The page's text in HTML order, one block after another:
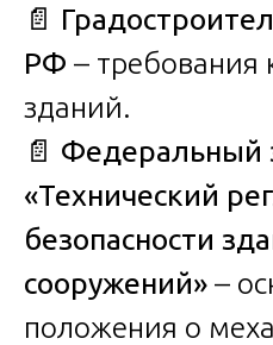
📄
РФ – требования
зданий.
📄 Федеральный
«Технический
безопасности
сооружений» –
положения о